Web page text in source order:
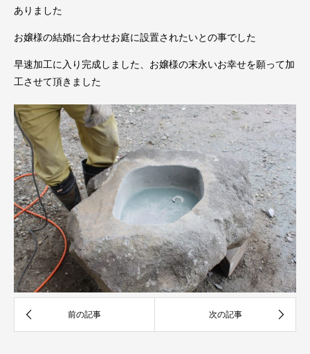
ありました
お嬢様の結婚に合わせお庭に設置されたいとの事でした
早速加工に入り完成しました、お嬢様の末永いお幸せを願って加
工させて頂きました